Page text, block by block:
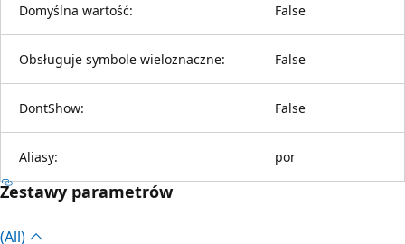
Domyślna wartość: False
Obsługuje symbole wieloznaczne: False
DontShow: False
Aliasy: por
Zestawy parametrów
(All)